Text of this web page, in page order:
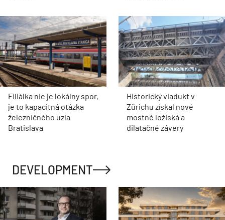
Filiálka nie je lokálny spor,
je to kapacitná otázka
železničného uzla
Bratislava
Historický viadukt v
Zürichu získal nové
mostné ložiská a
dilatačné závery
DEVELOPMENT